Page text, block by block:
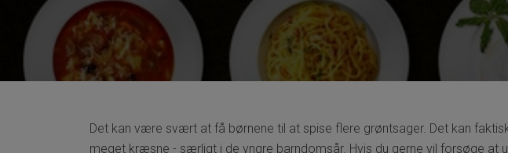
Det kan være svært at få børnene til at spise flere grøntsager. Det kan
meget kræsne - særligt i de yngre barndomsår. Hvis du gerne vil forsøge at